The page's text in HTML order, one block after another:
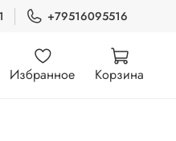
+79516095516
Избранное Корзина